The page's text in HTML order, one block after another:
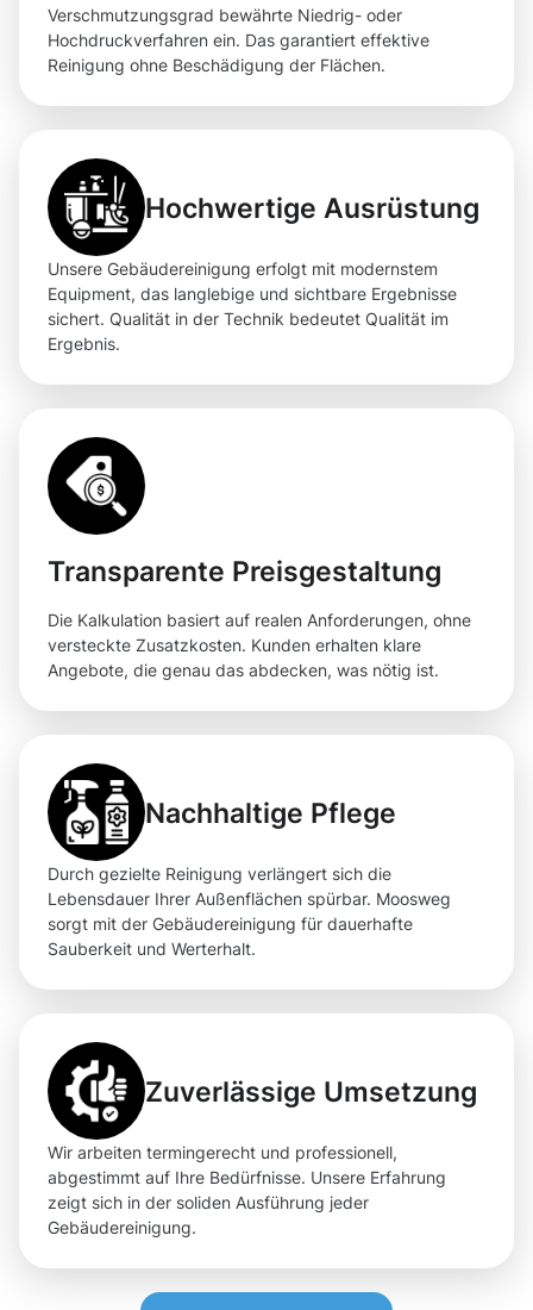
Verschmutzungsgrad bewährte Niedrig- oder
Hochdruckverfahren ein. Das garantiert effektive
Reinigung ohne Beschädigung der Flächen.
Hochwertige Ausrüstung
Unsere Gebäudereinigung erfolgt mit modernstem
Equipment, das langlebige und sichtbare Ergebnisse
sichert. Qualität in der Technik bedeutet Qualität im
Ergebnis.
Transparente Preisgestaltung
Die Kalkulation basiert auf realen Anforderungen, ohne
versteckte Zusatzkosten. Kunden erhalten klare
Angebote, die genau das abdecken, was nötig ist.
Nachhaltige Pflege
Durch gezielte Reinigung verlängert sich die
Lebensdauer Ihrer Außenflächen spürbar. Moosweg
sorgt mit der Gebäudereinigung für dauerhafte
Sauberkeit und Werterhalt.
Zuverlässige Umsetzung
Wir arbeiten termingerecht und professionell,
abgestimmt auf Ihre Bedürfnisse. Unsere Erfahrung
zeigt sich in der soliden Ausführung jeder
Gebäudereinigung.